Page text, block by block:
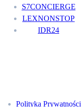
S7CONCIERGE
LEXNONSTOP
IDR24
Polityka Prywatności